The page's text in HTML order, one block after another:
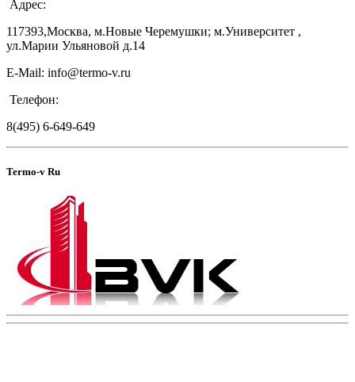
Адрес:
117393,Москва, м.Новые Черемушки; м.Университет ,
ул.Марии Ульяновой д.14
E-Mail: info@termo-v.ru
Телефон:
8(495) 6-649-649
Termo-v Ru